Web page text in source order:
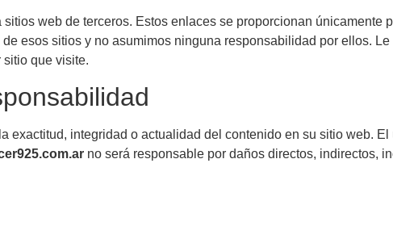
web de terceros. Estos enlaces se proporcionan únicamente
esos sitios y no asumimos ninguna responsabilidad por ellos.
que visite.
exactitud, integridad o actualidad del contenido en su sitio web.
no será responsable por daños directos, indirectos,